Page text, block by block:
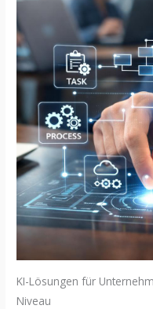
KI-Lösungen für
Niveau